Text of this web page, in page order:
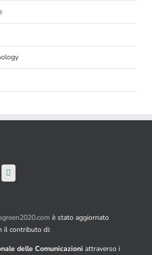
è stato aggiornato
il contributo di:
delle Comunicazioni attraverso i